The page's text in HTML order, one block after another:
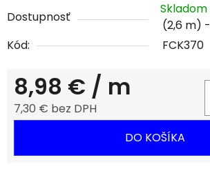
Dostupnosť
Skladom
(2,6 m)
Kód:
FCK370
8,98 € / m
7,30 € bez DPH
DO KOŠÍKA